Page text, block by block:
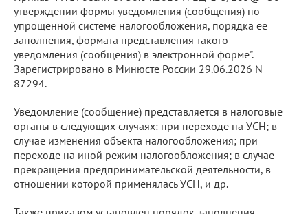
утверждении формы уведомления (сообщения) по
упрощенной системе налогообложения, порядка ее
заполнения, формата представления такого
уведомления (сообщения) в электронной форме".
Зарегистрировано в Минюсте России 29.06.2026 N
87294.
Уведомление (сообщение) представляется в налоговые
органы в следующих случаях: при переходе на УСН; в
случае изменения объекта налогообложения; при
переходе на иной режим налогообложения; в случае
прекращения предпринимательской деятельности, в
отношении которой применялась УСН, и др.